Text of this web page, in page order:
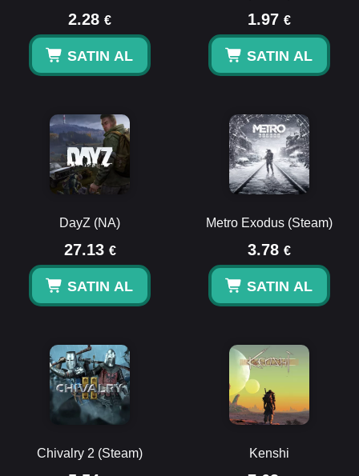
2.28 €
SATIN AL
1.97 €
SATIN AL
DayZ (NA)
27.13 €
SATIN AL
Metro Exodus (Steam)
3.78 €
SATIN AL
Chivalry 2 (Steam) Kenshi